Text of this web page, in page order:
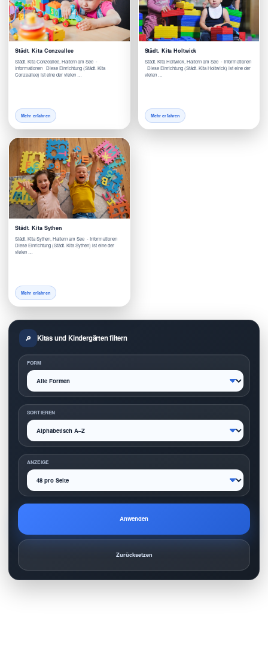
Städt. Kita Conzeallee
Städt. Kita Conzeallee, Haltern am See -
Informationen Diese Einrichtung (Städt. Kita
Conzeallee) ist eine der vielen …
Mehr erfahren
Städt. Kita Holtwick
Städt. Kita Holtwick, Haltern am See - Informationen
Diese Einrichtung (Städt. Kita Holtwick) ist eine der
vielen …
Mehr erfahren
Städt. Kita Sythen
Städt. Kita Sythen, Haltern am See - Informationen
Diese Einrichtung (Städt. Kita Sythen) ist eine der
vielen …
Mehr erfahren
Kitas und Kindergärten filtern
FORM
SORTIEREN
ANZEIGE
Anwenden
Zurücksetzen